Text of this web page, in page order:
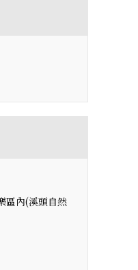
區內(溪頭自然